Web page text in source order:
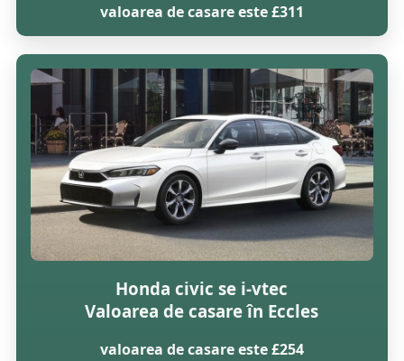
valoarea de casare este £311
Honda civic se i-vtec
Valoarea de casare în Eccles
valoarea de casare este £254